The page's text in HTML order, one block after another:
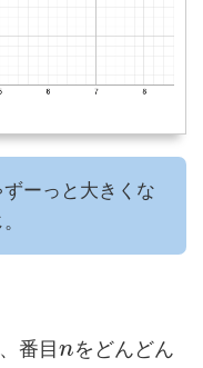
ーっと大きくな
番目nをどんどん